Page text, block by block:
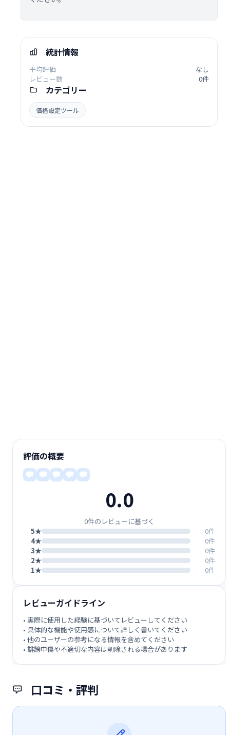
統計情報
平均評価
なし
レビュー数
0件
カテゴリー
価格設定ツール
口コミ・評判
評価の概要
0.0
0件のレビューに基づく
5★
0件
4★
0件
3★
0件
2★
0件
1★
0件
レビューガイドライン
• 実際に使用した経験に基づいてレビューしてください
• 具体的な機能や使用感について詳しく書いてください
• 他のユーザーの参考になる情報を含めてください
• 誹謗中傷や不適切な内容は削除される場合があります